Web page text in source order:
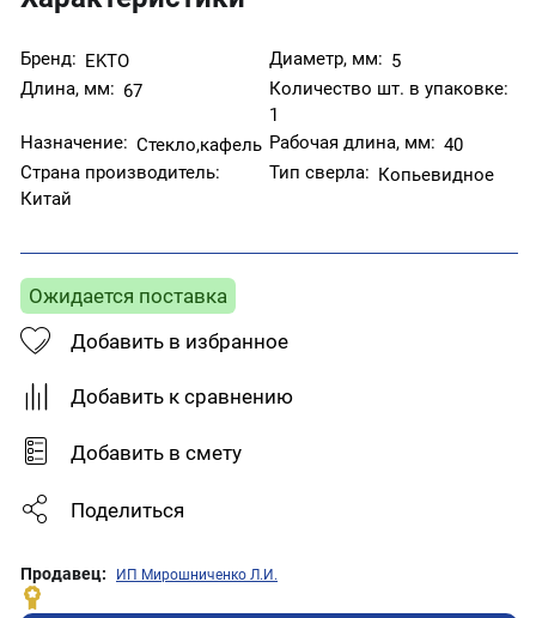
Бренд: EKTO Диаметр, мм: 5
Длина, мм: 67
Количество шт. в упаковке:
1
Назначение: Стекло,кафель Рабочая длина, мм: 40
Страна производитель:
Китай
Тип сверла: Копьевидное
Ожидается поставка
Добавить в избранное
Добавить к сравнению
Добавить в смету
Поделиться
Продавец: ИП Мирошниченко Л.И.